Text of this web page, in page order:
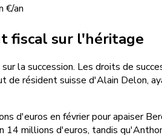
€/an
fiscal sur l'héritage
la succession. Les droits de
résident suisse d'Alain Delon,
d'euros en février pour apaiser
14 millions d'euros, tandis